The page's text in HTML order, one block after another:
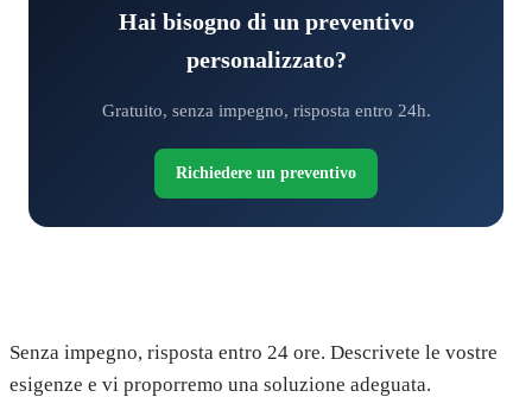
Hai bisogno di un preventivo
personalizzato?
Gratuito, senza impegno, risposta entro 24h.
Richiedere un preventivo
Senza impegno, risposta entro 24 ore. Descrivete le vostre
esigenze e vi proporremo una soluzione adeguata.